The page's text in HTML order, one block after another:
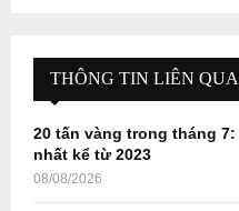
f
r
THÔNG TIN LIÊN
20 tấn vàng trong tháng
nhất kể từ 2023
08/08/2026